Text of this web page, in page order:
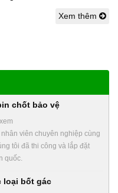
Xem thêm
chốt bảo vệ
viên chuyên nghiệp cùng
tôi đã thi công và lắp đặt
quốc.
loại bốt gác